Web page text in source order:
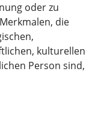
oder zu
die
kulturellen
Person sind,